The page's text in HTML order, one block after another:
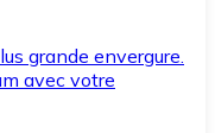
grande envergure.
avec votre